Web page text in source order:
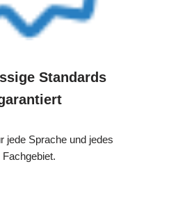
Standards
jede Sprache und jedes
Fachgebiet.